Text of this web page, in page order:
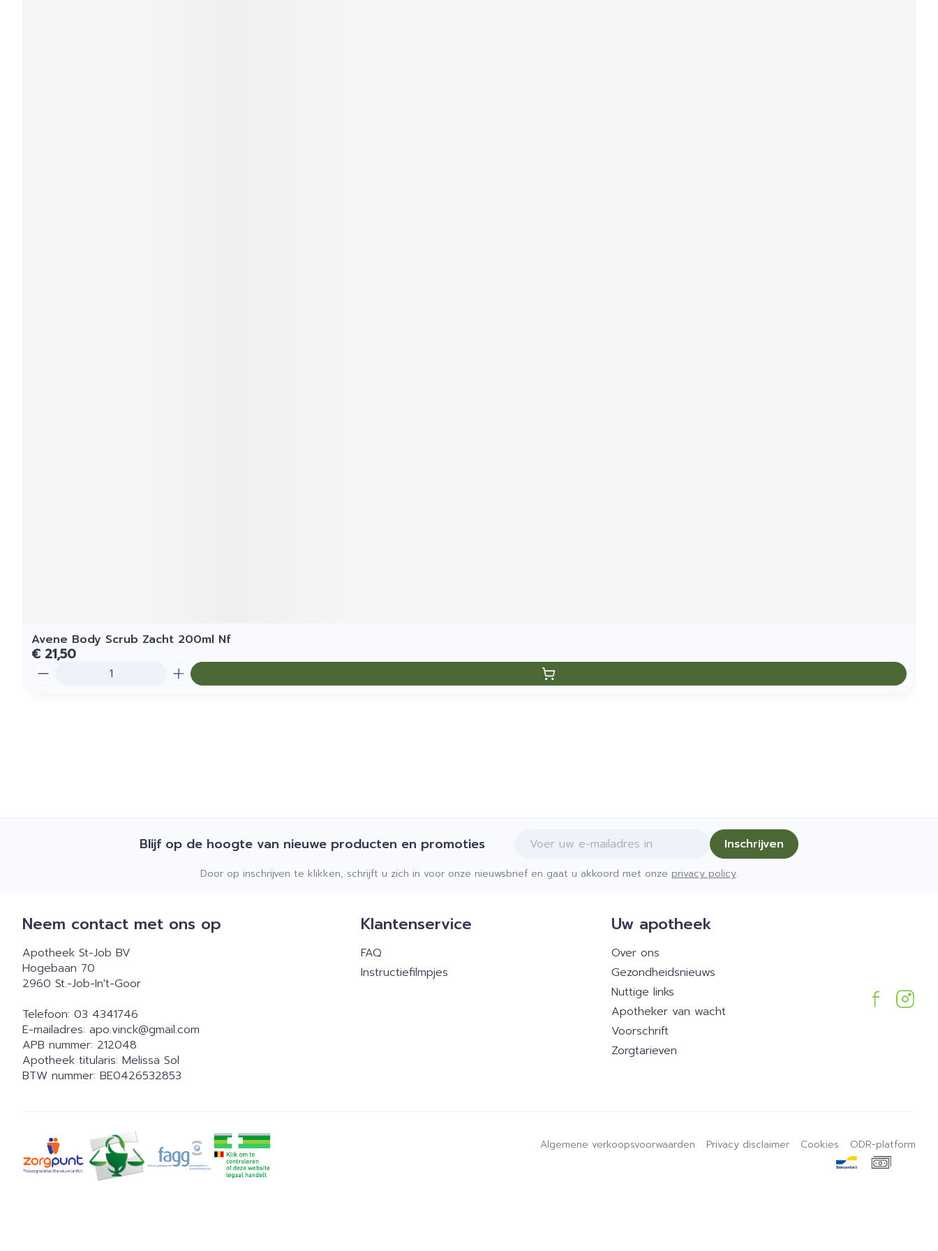
Avene Body Scrub Zacht 200ml Nf
€ 21,50
Blijf op de hoogte van nieuwe producten en promoties E-mail adres Inschrijven
Door op inschrijven te klikken, schrijft u zich in voor onze nieuwsbrief en gaat u akkoord met onze privacy policy.
Neem contact met ons op
Apotheek St-Job BV
Hogebaan 70
2960 St.-Job-In't-Goor
Telefoon: 03 4341746
E-mailadres: apo.vinck@gmail.com
APB nummer: 212048
Apotheek titularis: Melissa Sol
BTW nummer: BE0426532853
Klantenservice
FAQ
Instructiefilmpjes
Uw apotheek
Over ons
Gezondheidsnieuws
Nuttige links
Apotheker van wacht
Voorschrift
Zorgtarieven
Algemene verkoopsvoorwaarden Privacy disclaimer Cookies ODR-platform